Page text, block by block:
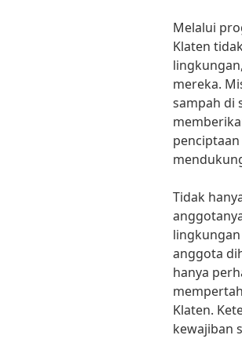
Melalui
Klaten
mereka.
sampah di
Tidak
anggota
hanya
Klaten.
kewajiban